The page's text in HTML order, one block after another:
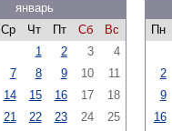
январь
Ср Чт Пт Сб
Вс
1
2 3
4
7 8 9 10
11
14 15 16 17
18
21 22 23 24
25
Пн
2
9
16